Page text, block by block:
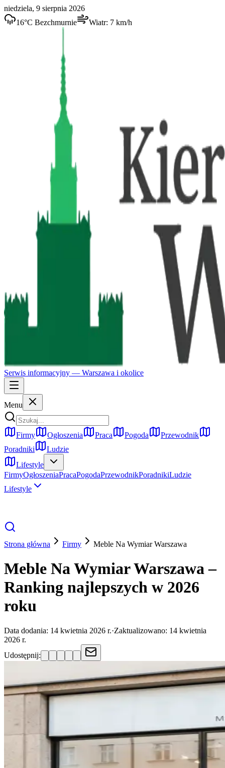
niedziela, 9 sierpnia 2026
16°C Bezchmurnie Wiatr: 7 km/h
Serwis informacyjny — Warszawa i okolice
Menu
Firmy Ogłoszenia Praca Pogoda
Przewodnik
Poradniki
Ludzie
Lifestyle
FirmyOgłoszeniaPracaPogodaPrzewodnikPoradnikiLudzie
Lifestyle
Strona główna Firmy Meble Na Wymiar Warszawa
Meble Na Wymiar Warszawa –
Ranking najlepszych w 2026
roku
Data dodania: 14 kwietnia 2026 r.·Zaktualizowano: 14 kwietnia
2026 r.
Udostępnij: